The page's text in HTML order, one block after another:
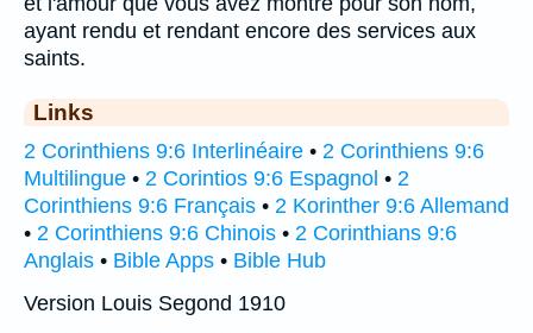
ayant rendu et rendant encore des services aux
saints.
Links
2 Corinthiens 9:6 Interlinéaire • 2 Corinthiens 9:6
Multilingue • 2 Corintios 9:6 Espagnol • 2
Corinthiens 9:6 Français • 2 Korinther 9:6 Allemand
• 2 Corinthiens 9:6 Chinois • 2 Corinthians 9:6
Anglais • Bible Apps • Bible Hub
Version Louis Segond 1910